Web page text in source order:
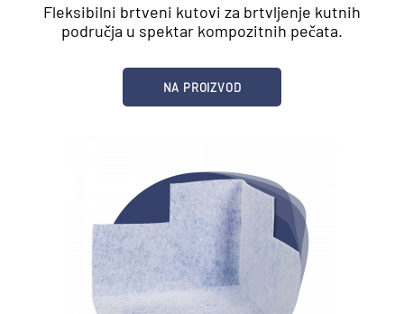
Fleksibilni brtveni kutovi za brtvljenje kutnih
područja u spektar kompozitnih pečata.
NA PROIZVOD